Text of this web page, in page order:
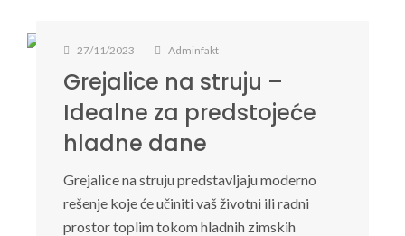
27/11/2023 Adminfakt
Grejalice na struju –
Idealne za predstojeće
hladne dane
Grejalice na struju predstavljaju moderno
rešenje koje će učiniti vaš životni ili radni
prostor toplim tokom hladnih zimskih